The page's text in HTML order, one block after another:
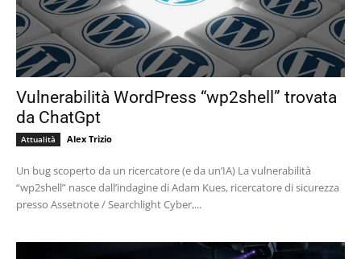
Vulnerabilità WordPress “wp2shell” trovata
da ChatGpt
Attualità Alex Trizio
Un bug scoperto da un ricercatore (e da un’IA) La vulnerabilità
“wp2shell” nasce dall’indagine di Adam Kues, ricercatore di sicurezza
presso Assetnote / Searchlight Cyber,...